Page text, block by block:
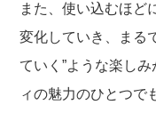
また、使い込むほど
変化していき、まる
ていく”ような楽し
ィの魅力のひとつで